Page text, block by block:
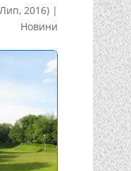
2016) |
Новини